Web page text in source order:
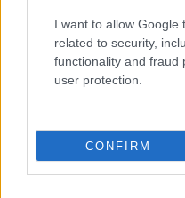
I want to allow Google
related to security,
functionality and fraud
user protection.
CONFIRM
Ο κ. Σπηλιώτης κάλεσε
θέση για τη συγχώνευση
Πανεπιστήμιο Θεσσαλίας,
Παράλληλα παρουσίασε